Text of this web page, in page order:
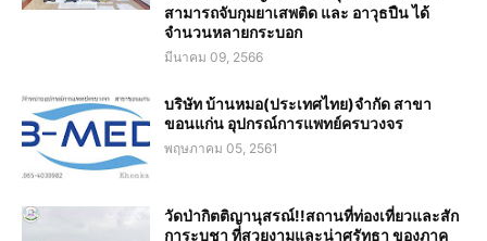
สามารถจับกุมยาเสพติด และ อาวุธปืน ได้
จำนวนหลายกระบอก
มีนาคม 09, 2566
บริษัท บ้านหมอ(ประเทศไทย)จำกัด สาขา
ขอนแก่น อุปกรณ์การแพทย์ครบวงจร
พฤษภาคม 05, 2561
วัดป่ากิตติญานุสรณ์!!สถานที่ท่องเที่ยวและสัก
การะบูชา ที่สวยงามและน่าศรัทธา ของภาค